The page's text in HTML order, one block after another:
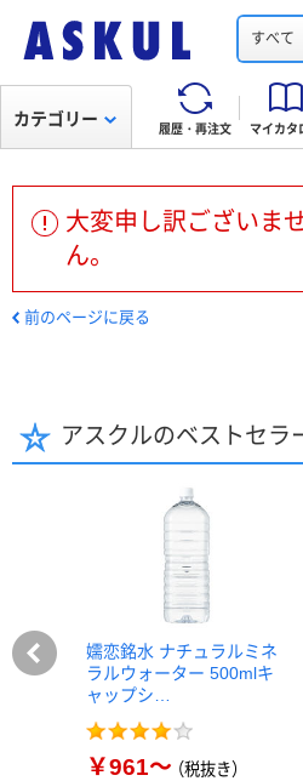
すべて
履歴・再注文 マイカタ
カテゴリー
大変申し訳ございま
ん。
前のページに戻る
アスクルのベストセラ
嬬恋銘水 ナチュラルミネ
ラルウォーター 500mlキ
ャップシ…
￥961～（税抜き）